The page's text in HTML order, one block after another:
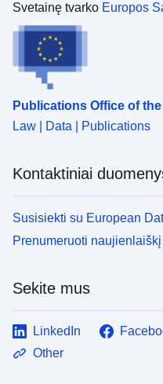
Svetainę tvarko Europos
Publications Office of
Law | Data | Publications
Kontaktiniai
Susisiekti su European
Prenumeruoti naujienlaiškį
Sekite mus
LinkedIn
Other